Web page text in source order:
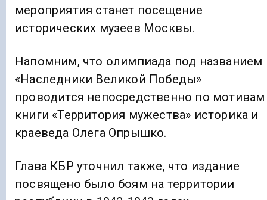
мероприятия станет посещение
исторических музеев Москвы.
Напомним, что олимпиада под названием
«Наследники Великой Победы»
проводится непосредственно по мотивам
книги «Территория мужества» историка и
краеведа Олега Опрышко.
Глава КБР уточнил также, что издание
посвящено было боям на территории